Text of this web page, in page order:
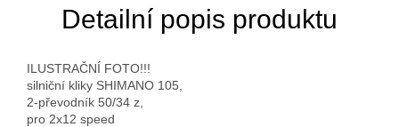
Detailní popis produktu
ILUSTRAČNÍ FOTO!!!
silniční kliky SHIMANO 105,
2-převodník 50/34 z,
pro 2x12 speed